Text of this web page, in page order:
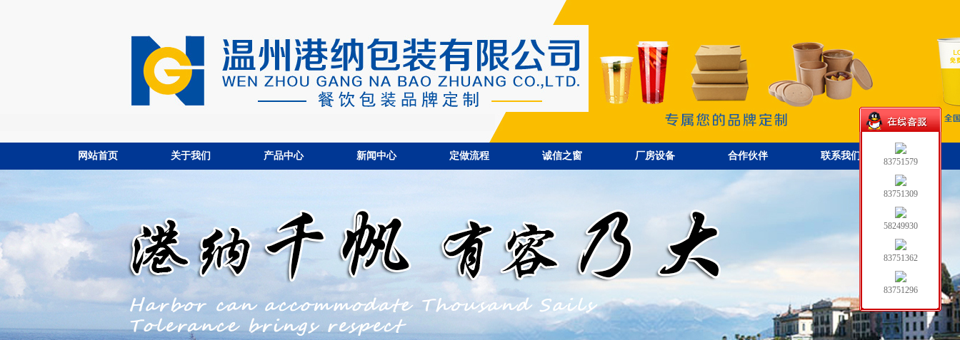
网站首页 关于我们 产品中心 新闻中心 定做流程 诚信之窗 厂房设备 合作伙伴 联系我们
83751579
83751309
58249930
83751362
83751296